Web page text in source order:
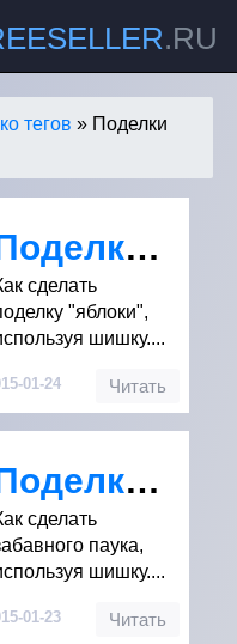
.RU
тегов » Поделки
Поделка - Яблоки из шишек
сделать
"яблоки",
шишку....
Читать
01-24
Поделка для детей - паучок из шишек
сделать
паука,
шишку....
Читать
01-23